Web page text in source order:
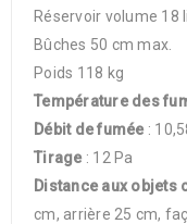
Réservoir volume 18
Bûches 50 cm max.
Poids 118 kg
Température des
Débit de fumée :
Tirage : 12 Pa
Distance aux
cm, arrière 25 cm,